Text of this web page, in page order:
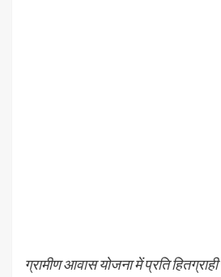
ग्रामीण आवास योजना में प्रति